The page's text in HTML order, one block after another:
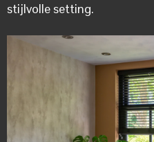
stijlvolle setting.